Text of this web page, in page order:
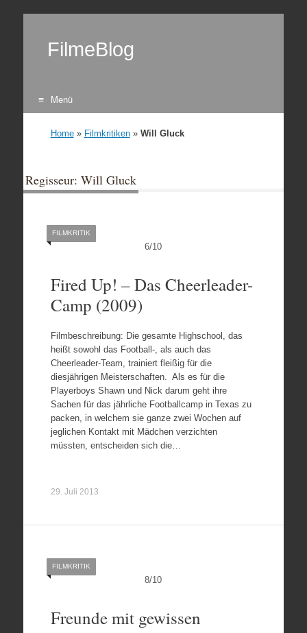
FilmeBlog
Menü
Home» Filmkritiken» Will Gluck
Regisseur: Will Gluck
6/10
FILMKRITIK
Fired Up! – Das Cheerleader-
Camp (2009)
Filmbeschreibung: Die gesamte Highschool, das
heißt sowohl das Football-, als auch das
Cheerleader-Team, trainiert fleißig für die
diesjährigen Meisterschaften. Als es für die
Playerboys Shawn und Nick darum geht ihre
Sachen für das jährliche Footballcamp in Texas zu
packen, in welchem sie ganze zwei Wochen auf
jeglichen Kontakt mit Mädchen verzichten
müssten, entscheiden sich die…
29. Juli 2013
8/10
FILMKRITIK
Freunde mit gewissen